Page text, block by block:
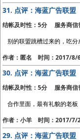
31. 点评：海蓝广告联盟
结帐及时性：5分 服务商
别的联盟跳槽过来的，吃分
作者：匿名 时间：2017/8/
30. 点评：海蓝广告联盟
结帐及时性：5分 服务商
合作里面，最有礼貌的老
作者：小羊 时间：2017/7/
29. 点评：海蓝广告联盟